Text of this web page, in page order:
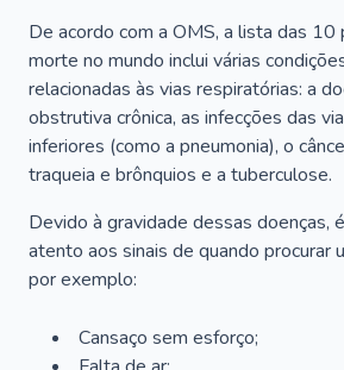
De acordo com a OMS, a lista das 10
morte no mundo inclui várias
relacionadas às vias respiratórias: a
obstrutiva crônica, as infecções das
inferiores (como a pneumonia), o
traqueia e brônquios e a tuberculose.
Devido à gravidade dessas doenças,
atento aos sinais de quando procurar
por exemplo:
Cansaço sem esforço;